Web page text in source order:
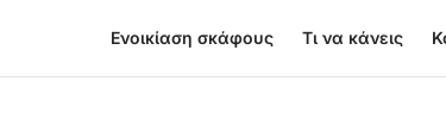
Ενοικίαση σκάφους Τι να κάνεις